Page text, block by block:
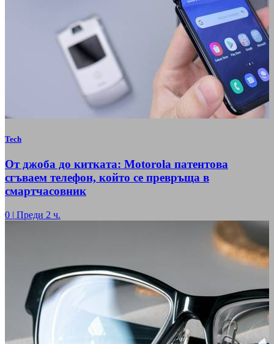
Tech
От джоба до китката: Motorola патентова
сгъваем телефон, който се превръща в
смартчасовник
0 | Преди 2 ч.